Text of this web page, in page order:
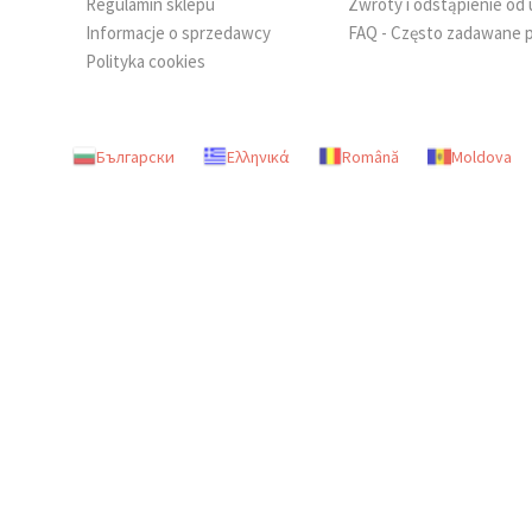
Informacje o sprzedawcy
Polityka cookies
FAQ - Często zadawane
Български Ελληνικά Română Moldova